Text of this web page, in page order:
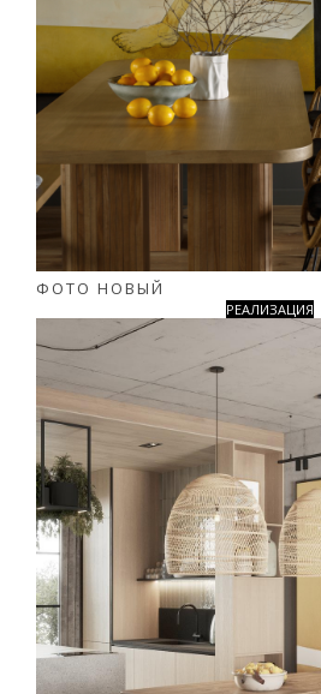
ФОТО НОВЫЙ
РЕАЛИЗАЦИЯ